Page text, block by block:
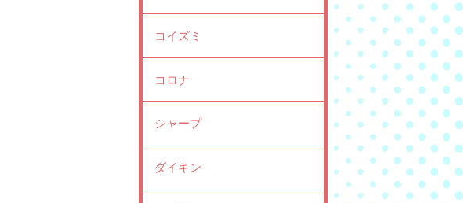
コイズミ
コロナ
シャープ
ダイキン